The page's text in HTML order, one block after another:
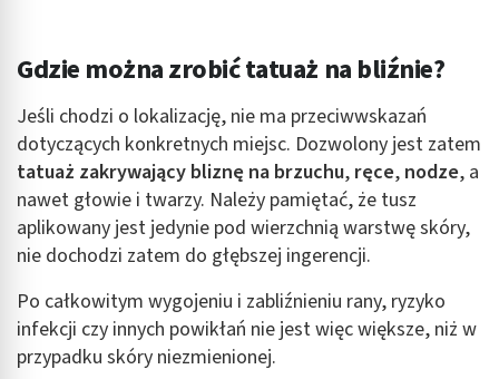
Gdzie można zrobić tatuaż na bliźnie?
Jeśli chodzi o lokalizację, nie ma przeciwwskazań
dotyczących konkretnych miejsc. Dozwolony jest zatem
tatuaż zakrywający bliznę na brzuchu, ręce, nodze, a
nawet głowie i twarzy. Należy pamiętać, że tusz
aplikowany jest jedynie pod wierzchnią warstwę skóry,
nie dochodzi zatem do głębszej ingerencji.
Po całkowitym wygojeniu i zabliźnieniu rany, ryzyko
infekcji czy innych powikłań nie jest więc większe, niż w
przypadku skóry niezmienionej.